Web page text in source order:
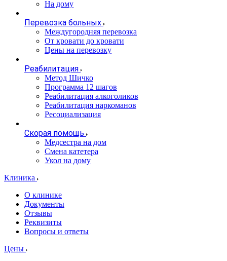
На дому
Перевозка больных
Междугородняя перевозка
От кровати до кровати
Цены на перевозку
Реабилитация
Метод Шичко
Программа 12 шагов
Реабилитация алкоголиков
Реабилитация наркоманов
Ресоциализация
Скорая помощь
Медсестра на дом
Смена катетера
Укол на дому
Клиника
О клинике
Документы
Отзывы
Реквизиты
Вопросы и ответы
Цены